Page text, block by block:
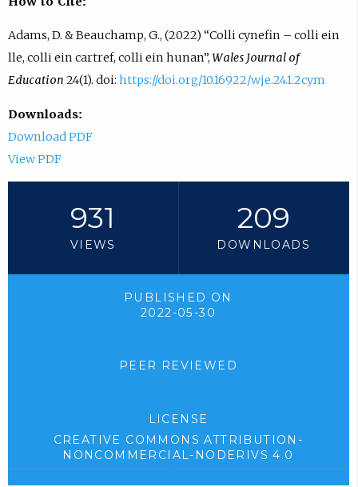
Adams, D. & Beauchamp, G., (2022) “Colli cynefin – colli ein
lle, colli ein cartref, colli ein hunan”,Wales Journal of
Education 24(1). doi: https://doi.org/10.16922/wje.24.1.2cym
Downloads:
Download PDF
View PDF
931
VIEWS
209
DOWNLOADS
PUBLISHED ON
2022-05-30
PEER REVIEWED
LICENSE
CREATIVE COMMONS ATTRIBUTION-
NONCOMMERCIAL-NODERIVS 4.0